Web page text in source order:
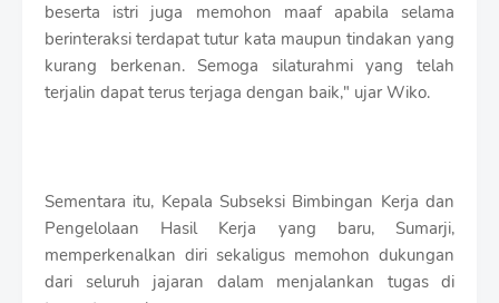
beserta istri juga memohon maaf apabila selama
berinteraksi terdapat tutur kata maupun tindakan yang
kurang berkenan. Semoga silaturahmi yang telah
terjalin dapat terus terjaga dengan baik," ujar Wiko.
Sementara itu, Kepala Subseksi Bimbingan Kerja dan
Pengelolaan Hasil Kerja yang baru, Sumarji,
memperkenalkan diri sekaligus memohon dukungan
dari seluruh jajaran dalam menjalankan tugas di